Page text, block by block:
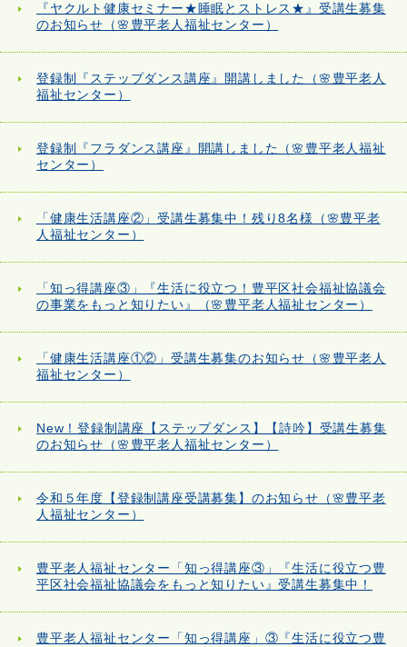
『ヤクルト健康セミナー★睡眠とストレス★』受講生募集
のお知らせ（🌸豊平老人福祉センター）
登録制『ステップダンス講座』開講しました（🌸豊平老人
福祉センター）
登録制『フラダンス講座』開講しました（🌸豊平老人福祉
センター）
「健康生活講座②」受講生募集中！残り8名様（🌸豊平老
人福祉センター）
「知っ得講座③」『生活に役立つ！豊平区社会福祉協議会
の事業をもっと知りたい』（🌸豊平老人福祉センター）
「健康生活講座①②」受講生募集のお知らせ（🌸豊平老人
福祉センター）
New！登録制講座【ステップダンス】【詩吟】受講生募集
のお知らせ（🌸豊平老人福祉センター）
令和５年度【登録制講座受講募集】のお知らせ（🌸豊平老
人福祉センター）
豊平老人福祉センター「知っ得講座③」『生活に役立つ豊
平区社会福祉協議会をもっと知りたい』受講生募集中！
豊平老人福祉センター「知っ得講座」③『生活に役立つ豊